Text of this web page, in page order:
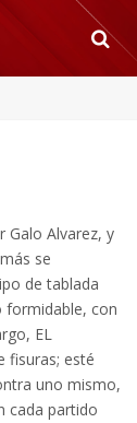
Galo Alvarez, y
se
de tablada
formidable, con
EL
fisuras; esté
uno mismo,
cada partido